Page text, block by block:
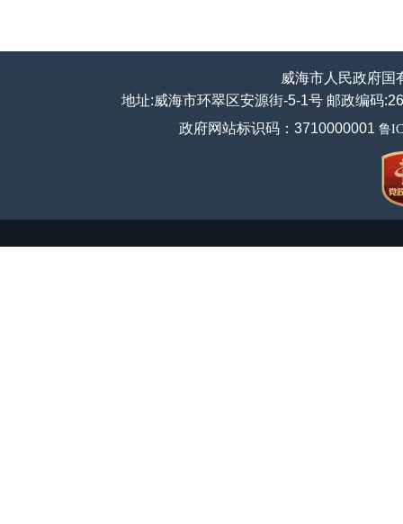
威海市人民政府国
地址:威海市环翠区安源街-5-1号 邮政编码
政府网站标识码：3710000001 鲁